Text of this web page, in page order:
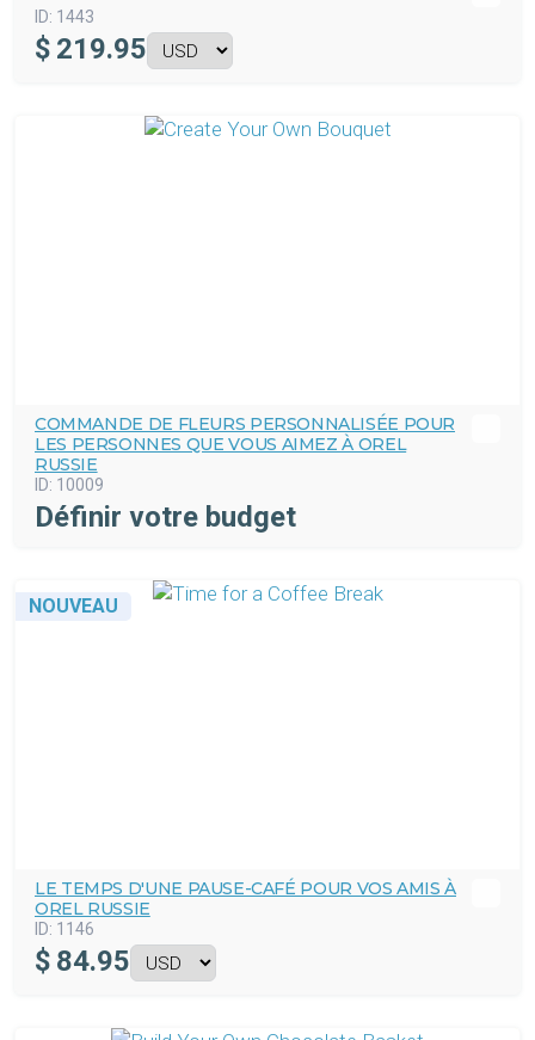
ID: 1443
$ 219.95
COMMANDE DE FLEURS PERSONNALISÉE POUR
LES PERSONNES QUE VOUS AIMEZ À OREL
RUSSIE
ID: 10009
Définir votre budget
NOUVEAU
LE TEMPS D'UNE PAUSE-CAFÉ POUR VOS AMIS À
OREL RUSSIE
ID: 1146
$ 84.95